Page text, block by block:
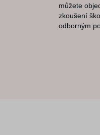
můžete
zkoušení
odborným